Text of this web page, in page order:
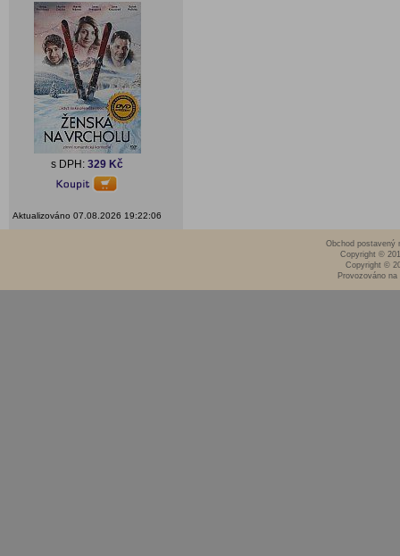
s DPH: 329 Kč
Aktualizováno 07.08.2026 19:22:06
Obchod postavený
Copyright ©
Copyright ©
Provozováno